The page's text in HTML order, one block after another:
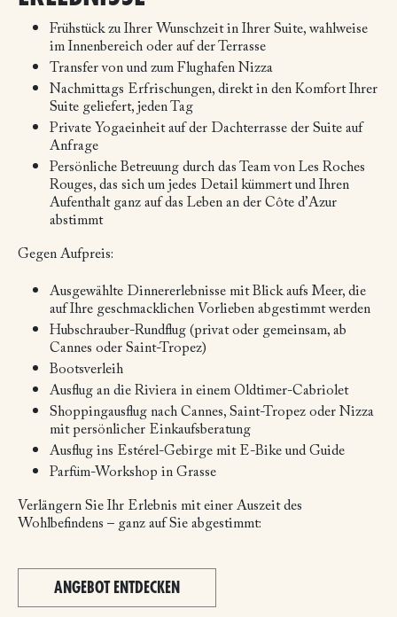
Frühstück zu Ihrer Wunschzeit in Ihrer Suite, wahlweise
im Innenbereich oder auf der Terrasse
Transfer von und zum Flughafen Nizza
Nachmittags Erfrischungen, direkt in den Komfort Ihrer
Suite geliefert, jeden Tag
Private Yogaeinheit auf der Dachterrasse der Suite auf
Anfrage
Persönliche Betreuung durch das Team von Les Roches
Rouges, das sich um jedes Detail kümmert und Ihren
Aufenthalt ganz auf das Leben an der Côte d’Azur
abstimmt
Gegen Aufpreis:
Ausgewählte Dinnererlebnisse mit Blick aufs Meer, die
auf Ihre geschmacklichen Vorlieben abgestimmt werden
Hubschrauber-Rundflug (privat oder gemeinsam, ab
Cannes oder Saint-Tropez)
Bootsverleih
Ausflug an die Riviera in einem Oldtimer-Cabriolet
Shoppingausflug nach Cannes, Saint-Tropez oder Nizza
mit persönlicher Einkaufsberatung
Ausflug ins Estérel-Gebirge mit E-Bike und Guide
Parfüm-Workshop in Grasse
Verlängern Sie Ihr Erlebnis mit einer Auszeit des
Wohlbefindens – ganz auf Sie abgestimmt:
ANGEBOT ENTDECKEN